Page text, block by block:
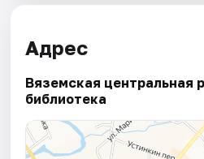
Адрес
Вяземская центральная
библиотека